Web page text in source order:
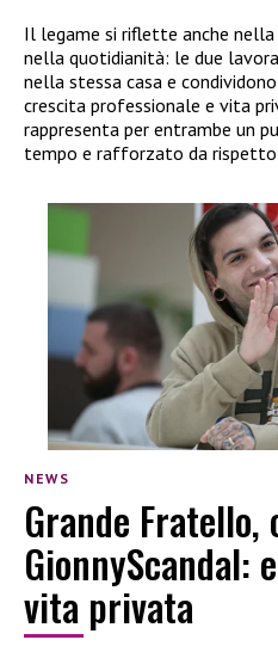
Il legame si riflette anche
nella quotidianità: le due
nella stessa casa e
crescita professionale e vita
rappresenta per entrambe un
tempo e rafforzato da rispetto
NEWS
Grande Fratello,
GionnyScandal:
vita privata